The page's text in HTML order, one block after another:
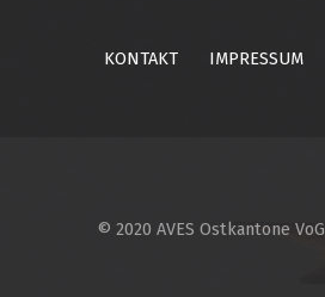
KONTAKT IMPRESSUM
© 2020 AVES Ostkantone VoG